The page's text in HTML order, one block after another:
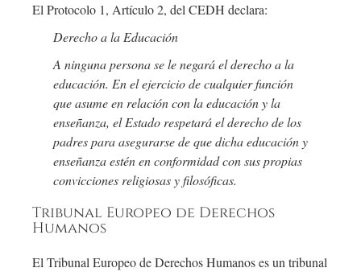
El Protocolo 1, Artículo 2, del CEDH declara:
Derecho a la Educación
A ninguna persona se le negará el derecho a la
educación. En el ejercicio de cualquier función
que asume en relación con la educación y la
enseñanza, el Estado respetará el derecho de los
padres para asegurarse de que dicha educación y
enseñanza estén en conformidad con sus propias
convicciones religiosas y filosóficas.
Tribunal Europeo de Derechos
Humanos
El Tribunal Europeo de Derechos Humanos es un tribunal